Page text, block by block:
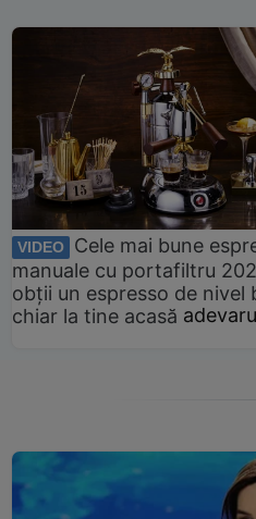
VIDEO
Cele mai bune
manuale cu portafiltru
obții un espresso de nivel
chiar la tine acasă